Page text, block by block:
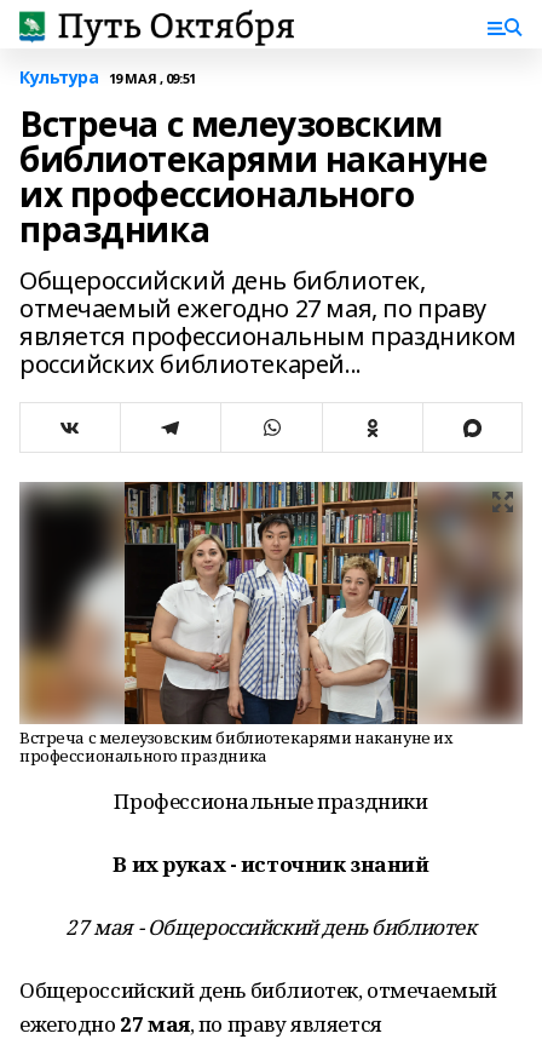
Культура 19 МАЯ , 09:51
Встреча с мелеузовским
библиотекарями накануне
их профессионального
праздника
Общероссийский день библиотек,
отмечаемый ежегодно 27 мая, по праву
является профессиональным праздником
российских библиотекарей...
Встреча с мелеузовским библиотекарями накануне их
профессионального праздника
Профессиональные праздники
В их руках - источник знаний
27 мая - Общероссийский день библиотек
Общероссийский день библиотек, отмечаемый
ежегодно 27 мая, по праву является